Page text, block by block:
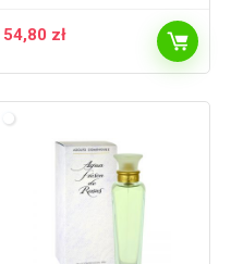
54,80 zł